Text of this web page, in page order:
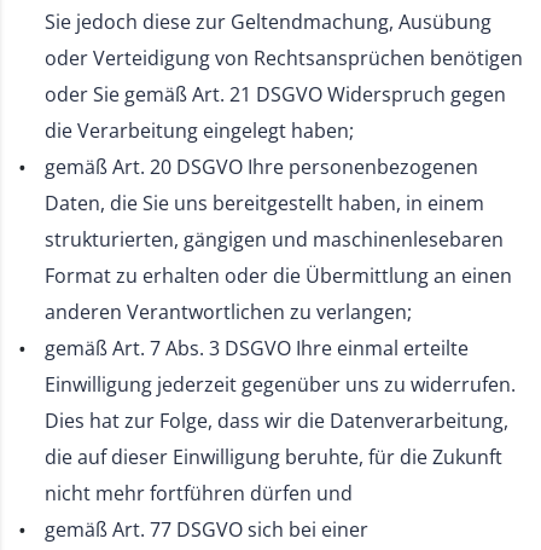
Sie jedoch diese zur Geltendmachung, Ausübung
oder Verteidigung von Rechtsansprüchen benötigen
oder Sie gemäß Art. 21 DSGVO Widerspruch gegen
die Verarbeitung eingelegt haben;
gemäß Art. 20 DSGVO Ihre personenbezogenen
Daten, die Sie uns bereitgestellt haben, in einem
strukturierten, gängigen und maschinenlesebaren
Format zu erhalten oder die Übermittlung an einen
anderen Verantwortlichen zu verlangen;
gemäß Art. 7 Abs. 3 DSGVO Ihre einmal erteilte
Einwilligung jederzeit gegenüber uns zu widerrufen.
Dies hat zur Folge, dass wir die Datenverarbeitung,
die auf dieser Einwilligung beruhte, für die Zukunft
nicht mehr fortführen dürfen und
gemäß Art. 77 DSGVO sich bei einer